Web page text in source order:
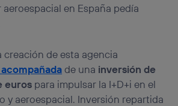
en España pedía
creación de esta agencia
de una inversión de
euros para impulsar la I+D+i en el
y aeroespacial. Inversión repartida